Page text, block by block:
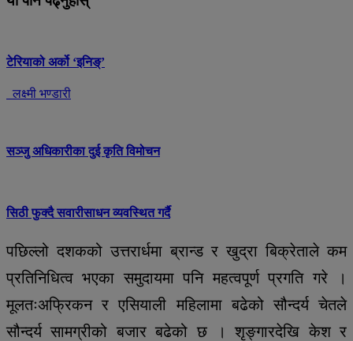
टेरियाको अर्को ‘इनिङ्’
लक्ष्मी भण्डारी
सञ्जु अधिकारीका दुई कृति विमोचन
सिठी फुक्दै सवारीसाधन व्यवस्थित गर्दै
पछिल्लो दशकको उत्तरार्धमा ब्रान्ड र खुद्रा बिक्रेताले कम
प्रतिनिधित्व भएका समुदायमा पनि महत्वपूर्ण प्रगति गरे ।
मूलतःअफ्रिकन र एसियाली महिलामा बढेको सौन्दर्य चेतले
सौन्दर्य सामग्रीको बजार बढेको छ । शृङ्गारदेखि केश र